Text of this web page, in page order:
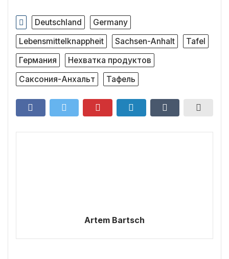
Deutschland
Germany
Lebensmittelknappheit
Sachsen-Anhalt
Tafel
Германия
Нехватка продуктов
Саксония-Анхальт
Тафель
Artem Bartsch